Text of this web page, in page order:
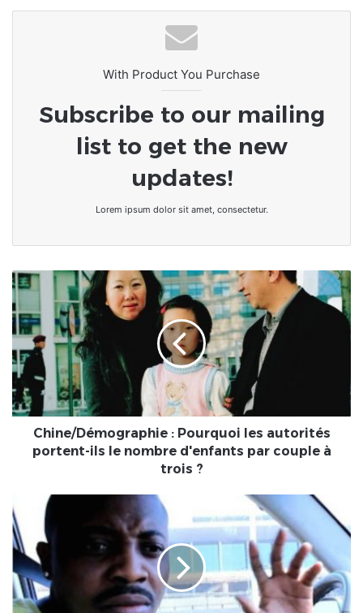
With Product You Purchase
Subscribe to our mailing
list to get the new
updates!
Lorem ipsum dolor sit amet, consectetur.
Chine/Démographie
Pourquoi
les
autorités
portent-
ils
le
nombre
d'enfants
?
Chine/Démographie : Pourquoi les autorités
portent-ils le nombre d'enfants par couple à
trois ?
:
le
franco-
togolais,
Aristo
le